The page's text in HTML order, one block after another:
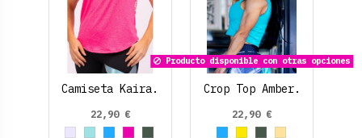
Camiseta Kaira.
22,90 €
Producto disponible con otras opciones
Crop Top Amber.
22,90 €